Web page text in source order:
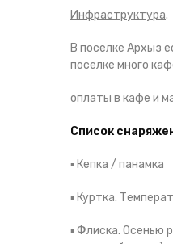
Инфраструктура.
В поселке Архыз
поселке много
оплаты в кафе и
Список
▪️ Кепка / панамка
▪️ Куртка.
▪️Флиска. Осенью